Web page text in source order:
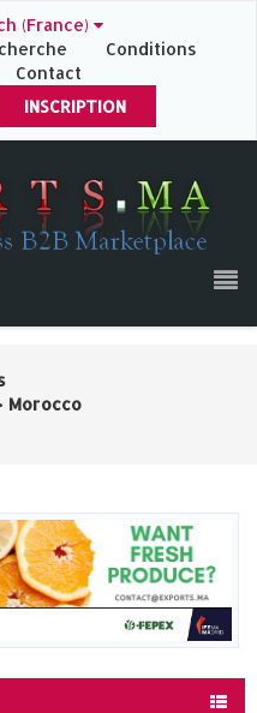
(France)
Conditions
Contact
INSCRIPTION
Morocco